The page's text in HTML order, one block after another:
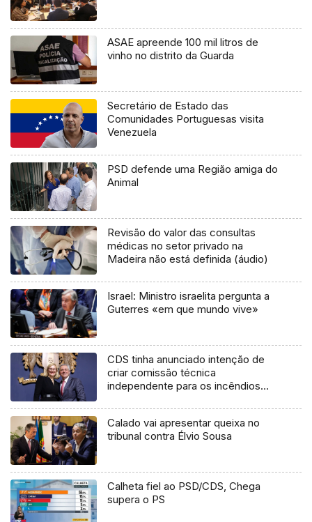
ASAE apreende 100 mil litros de
vinho no distrito da Guarda
Secretário de Estado das
Comunidades Portuguesas visita
Venezuela
PSD defende uma Região amiga do
Animal
Revisão do valor das consultas
médicas no setor privado na
Madeira não está definida (áudio)
Israel: Ministro israelita pergunta a
Guterres «em que mundo vive»
CDS tinha anunciado intenção de
criar comissão técnica
independente para os incêndios
Calado vai apresentar queixa no
tribunal contra Élvio Sousa
Calheta fiel ao PSD/CDS, Chega
supera o PS